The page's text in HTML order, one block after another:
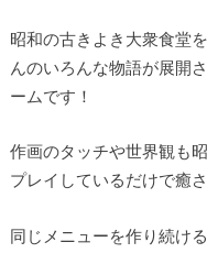
昭和の古きよき大衆食堂
んのいろんな物語が展開
ームです！
作画のタッチや世界観も
プレイしているだけで癒
同じメニューを作り続け